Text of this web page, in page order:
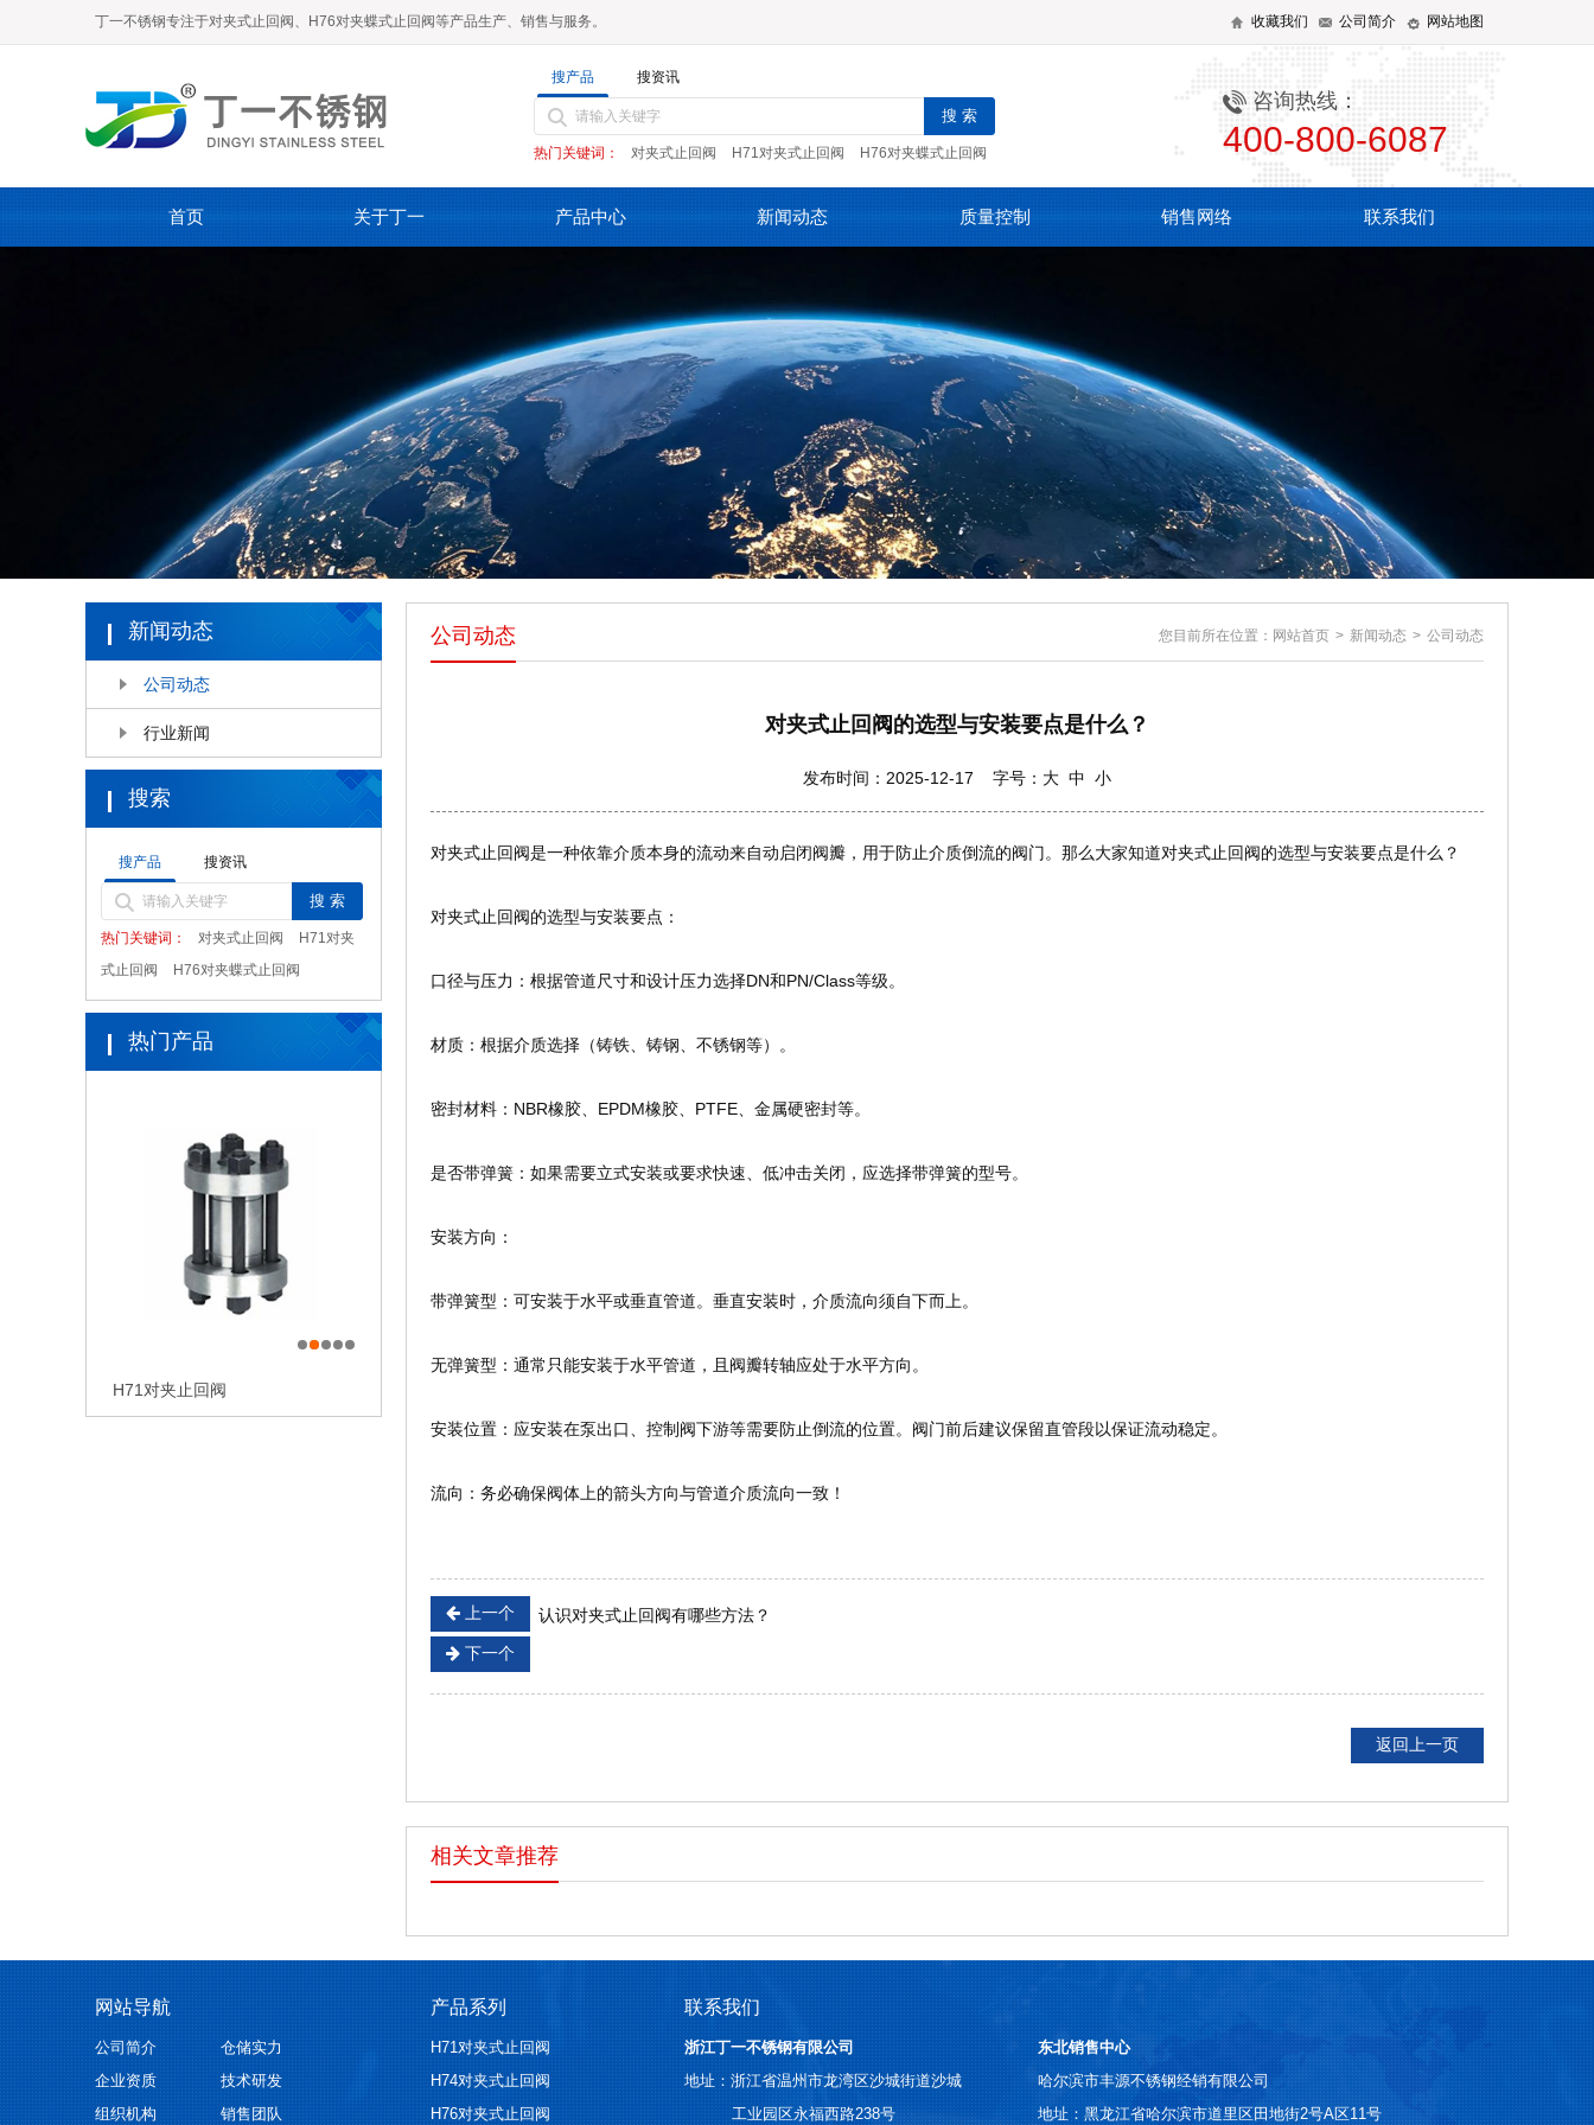
丁一不锈钢专注于对夹式止回阀、H76对夹蝶式止回阀等产品生产、销售与服务。 收藏我们 公司简介 网站地图
搜产品 搜资讯
热门关键词： 对夹式止回阀 H71对夹式止回阀 H76对夹蝶式止回阀
咨询热线：
400-800-6087
首页 关于丁一 产品中心 新闻动态 质量控制 销售网络 联系我们
新闻动态
公司动态
行业新闻
搜索
搜产品 搜资讯
热门关键词： 对夹式止回阀
H71对夹
式止回阀
H76对夹蝶式止回阀
热门产品
H76（H/W/X/F）蝶型碳钢对夹式
公司动态 您目前所在位置： 网站首页 > 新闻动态 > 公司动态
对夹式止回阀的选型与安装要点是什么？
发布时间：2025-12-17 字号： 大 中 小
对夹式止回阀是一种依靠介质本身的流动来自动启闭阀瓣，用于防止介质倒流的阀门。那么大家知道对夹式止回阀的选型与安装要点是什么？
对夹式止回阀的选型与安装要点：
口径与压力：根据管道尺寸和设计压力选择DN和PN/Class等级。
材质：根据介质选择（铸铁、铸钢、不锈钢等）。
密封材料：NBR橡胶、EPDM橡胶、PTFE、金属硬密封等。
是否带弹簧：如果需要立式安装或要求快速、低冲击关闭，应选择带弹簧的型号。
安装方向：
带弹簧型：可安装于水平或垂直管道。垂直安装时，介质流向须自下而上。
无弹簧型：通常只能安装于水平管道，且阀瓣转轴应处于水平方向。
安装位置：应安装在泵出口、控制阀下游等需要防止倒流的位置。阀门前后建议保留直管段以保证流动稳定。
流向：务必确保阀体上的箭头方向与管道介质流向一致！
上一个
认识对夹式止回阀有哪些方法？
下一个
返回上一页
相关文章推荐
网站导航
公司简介
企业资质
组织机构
仓储实力
技术研发
销售团队
产品系列
H71对夹式止回阀
H74对夹式止回阀
H76对夹式止回阀
联系我们
浙江丁一不锈钢有限公司
地址：浙江省温州市龙湾区沙城街道沙城
工业园区永福西路238号
东北销售中心
哈尔滨市丰源不锈钢经销有限公司
地址：黑龙江省哈尔滨市道里区田地街2号A区11号